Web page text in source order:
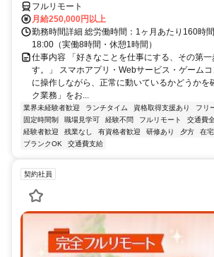
フルリモート
月給250,000円以上
勤務時間詳細 総労働時間：1ヶ月あたり160時
18:00（実働8時間・休憩1時間）
仕事内容 「好きなことを仕事にする、その第一
す。」 スマホアプリ・Webサービス・ゲーム
に操作しながら、正常に動いているかどうかを
ク業務」をお...
業界未経験者歓迎 ランチタイム 資格取得支援あり フリ
固定時間制
職場見学可 経験不問 フルリモート 交通費
経験者歓迎
残業なし 有資格者歓迎 研修あり 夕方 在
ブランクOK
交通費支給
契約社員